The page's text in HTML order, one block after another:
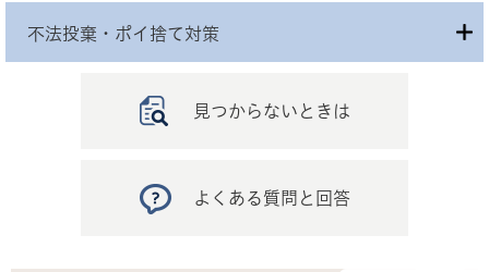
不法投棄・ポイ捨て対策
見つからないときは
よくある質問と回答